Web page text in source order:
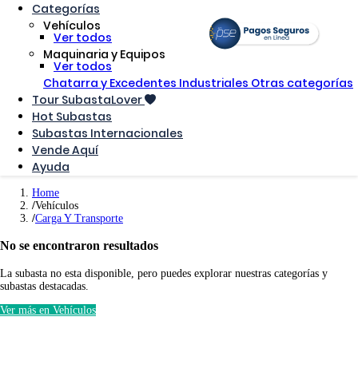
Categorías
Vehículos
Ver todos
Maquinaria y Equipos
Ver todos
Chatarra y Excedentes Industriales Otras categorías
Tour SubastaLover
Hot Subastas
Subastas Internacionales
Vende Aquí
Ayuda
Home
Vehículos
Carga Y Transporte
No se encontraron resultados
La subasta no esta disponible, pero puedes explorar nuestras categorías y
subastas destacadas.
Ver más en Vehículos